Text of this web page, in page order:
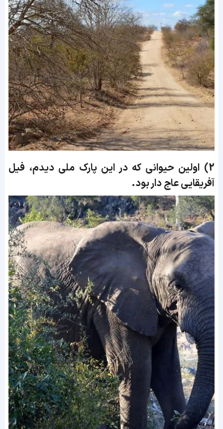
2)
اولین حیوانی که در این پارک ملی دیدم، فیل
آفریقایی عاج دار بود.